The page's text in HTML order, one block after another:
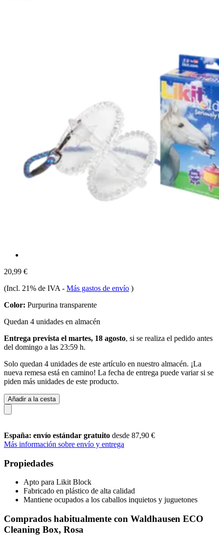
20,99 €
(Incl. 21% de IVA - Más gastos de envío )
Color: Purpurina transparente
Quedan 4 unidades en almacén
Entrega prevista el martes, 18 agosto, si se realiza el pedido antes
del domingo a las 23:59 h.
Solo quedan 4 unidades de este artículo en nuestro almacén. ¡La
nueva remesa está en camino! La fecha de entrega puede variar si se
piden más unidades de este producto.
Añadir a la cesta
España: envío estándar gratuito desde 87,90 €
Más información sobre envío y entrega
Propiedades
Apto para Likit Block
Fabricado en plástico de alta calidad
Mantiene ocupados a los caballos inquietos y juguetones
Comprados habitualmente con Waldhausen ECO
Cleaning Box, Rosa